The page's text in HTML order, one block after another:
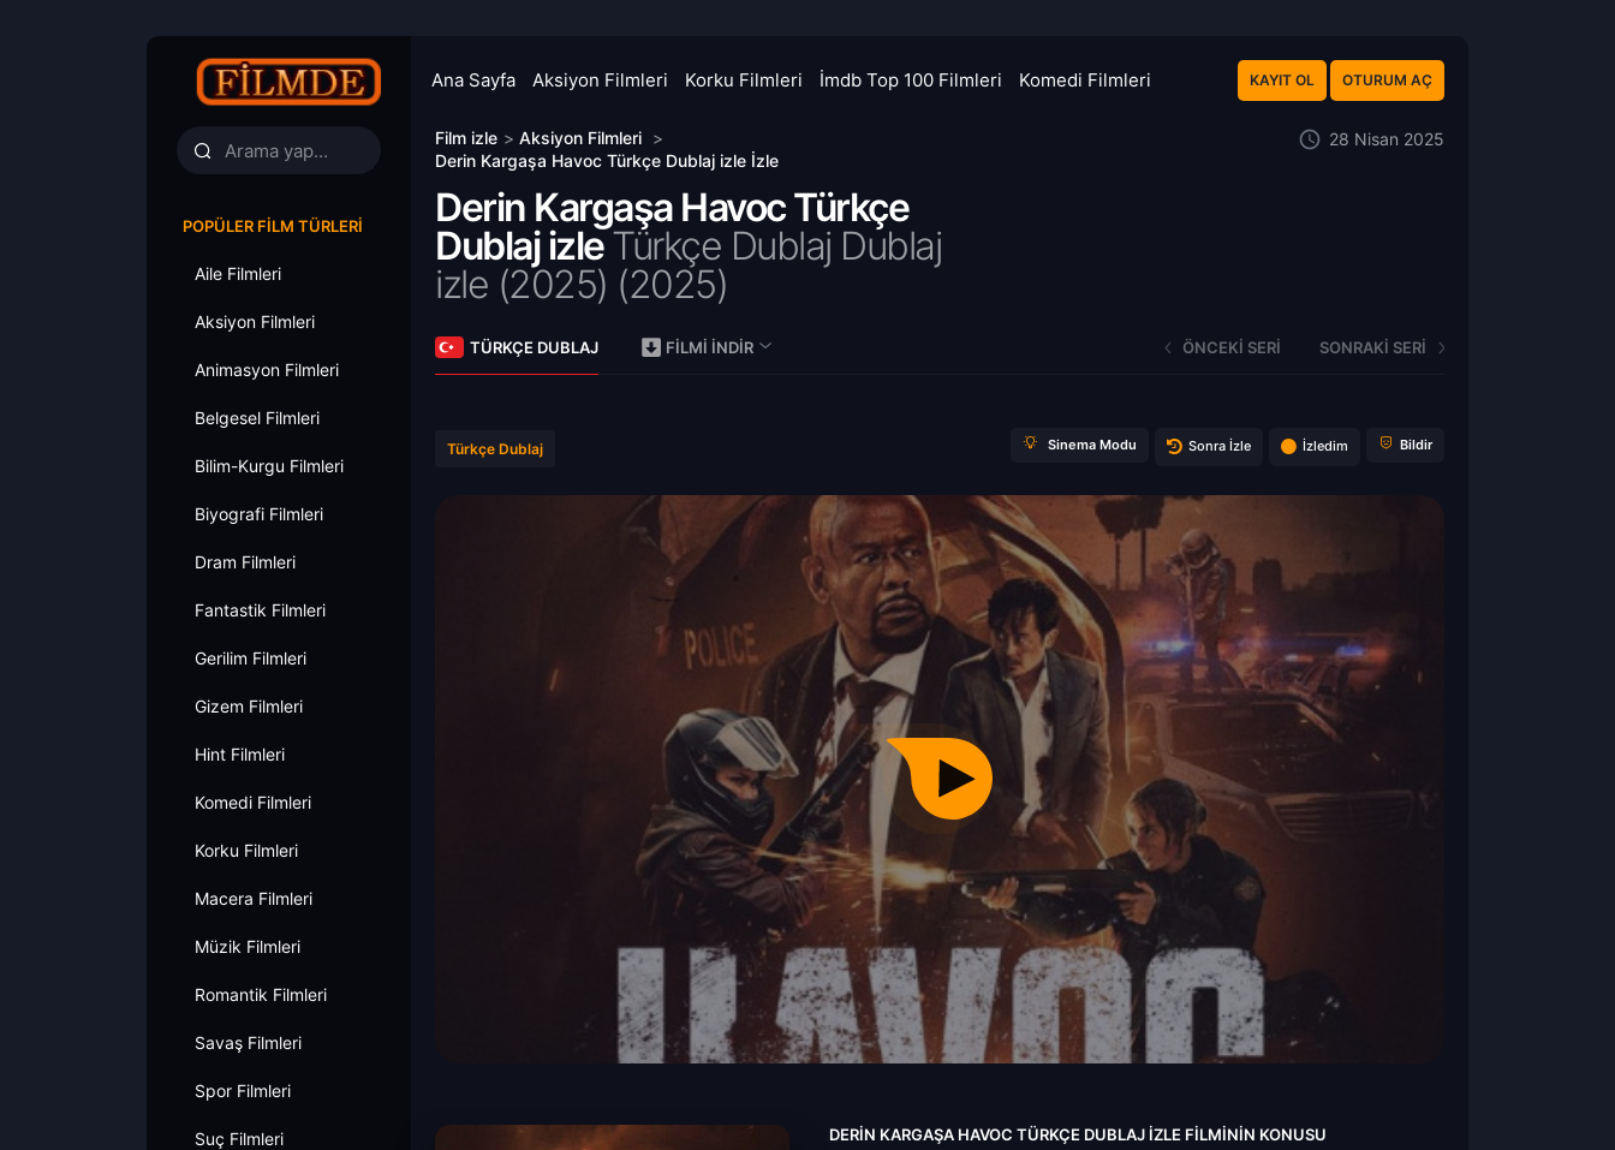
Ana Sayfa Aksiyon Filmleri Korku Filmleri İmdb Top 100 Filmleri Komedi Filmleri KAYIT OL OTURUM AÇ
POPÜLER FILM TÜRLERI
Aile Filmleri
Aksiyon Filmleri
Animasyon Filmleri
Belgesel Filmleri
Bilim-Kurgu Filmleri
Biyografi Filmleri
Dram Filmleri
Fantastik Filmleri
Gerilim Filmleri
Gizem Filmleri
Hint Filmleri
Komedi Filmleri
Korku Filmleri
Macera Filmleri
Müzik Filmleri
Romantik Filmleri
Savaş Filmleri
Spor Filmleri
Suç Filmleri
Film izle > Aksiyon Filmleri >
Derin Kargaşa Havoc Türkçe Dublaj izle İzle
28 Nisan 2025
Derin Kargaşa Havoc Türkçe
Dublaj izleTürkçe Dublaj Dublaj
izle (2025) (2025)
TÜRKÇE DUBLAJ FILMI İNDIR ÖNCEKI SERI SONRAKI SERI
Türkçe Dublaj Sinema Modu Sonra İzle İzledim Bildir
DERIN KARGAŞA HAVOC TÜRKÇE DUBLAJ IZLE FILMININ KONUSU